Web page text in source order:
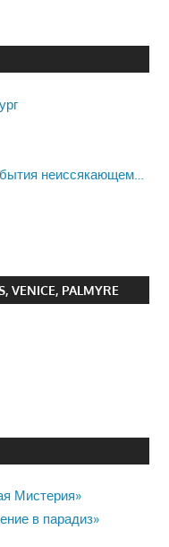
неиссякающем…
VENICE, PALMYRE
Мистерия»
в парадиз»